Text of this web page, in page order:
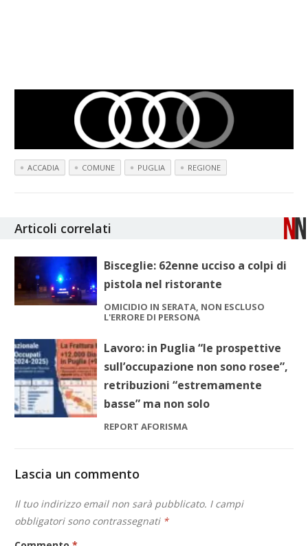
ACCADIA COMUNE PUGLIA REGIONE
Articoli correlati
Bisceglie: 62enne ucciso a colpi di
pistola nel ristorante
OMICIDIO IN SERATA, NON ESCLUSO
L'ERRORE DI PERSONA
Lavoro: in Puglia “le prospettive
sull’occupazione non sono rosee”,
retribuzioni “estremamente
basse” ma non solo
REPORT AFORISMA
Lascia un commento
Il tuo indirizzo email non sarà pubblicato. I campi
obbligatori sono contrassegnati *